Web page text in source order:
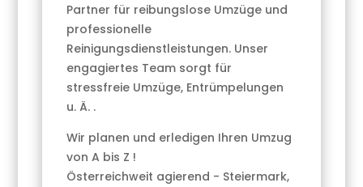
Partner für reibungslose Umzüge und
professionelle
Reinigungsdienstleistungen. Unser
engagiertes Team sorgt für
stressfreie Umzüge, Entrümpelungen
u. Ä. .
Wir planen und erledigen Ihren Umzug
von A bis Z !
Österreichweit agierend - Steiermark,